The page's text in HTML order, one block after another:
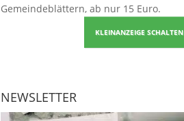
Gemeindeblättern, ab nur 15 Euro.
KLEINANZEIGE SCHALTEN
NEWSLETTER